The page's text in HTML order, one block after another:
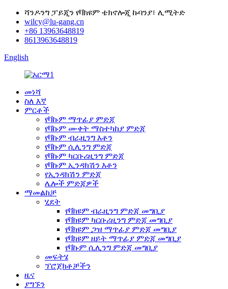
ሻንዶንግ ፓይጂን የቫክዩም ቴክኖሎጂ ኩባንያ፣ ሊሚትድ
wilcy@lu-gang.cn
+86 13963648819
8613963648819
English
መነሻ
ስለ እኛ
ምርቶች
የቫኩም ማጥፊያ ምድጃ
የቫኩም ሙቀት ማስተካከያ ምድጃ
የቫኩም ብራዚንግ እቶን
የቫኩም ሲሊንግ ምድጃ
የቫኩም ካርቡሪዚንግ ምድጃ
የቫኩም ኢንዳክሽን እቶን
የኢንዳክሽን ምድጃ
ሌሎች ምድጃዎች
ማመልከቻ
ሂደት
የቫክዩም ብራዚንግ ምድጃ መግቢያ
የቫክዩም ካርቡሪዚንግ ምድጃ መግቢያ
የቫክዩም ጋዝ ማጥፊያ ምድጃ መግቢያ
የቫክዩም ዘይት ማጥፊያ ምድጃ መግቢያ
የቫኩም ሲሊንግ ምድጃ መግቢያ
መፍትሄ
ፕሮጀክቶቻችን
ዜና
ያግኙን